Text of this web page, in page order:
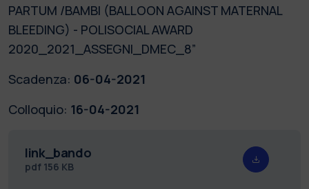
PARTUM /BAMBI (BALLOON AGAINST MATERNAL
BLEEDING) - POLISOCIAL AWARD
2020_2021_ASSEGNI_DMEC_8”
Scadenza: 06-04-2021
Colloquio: 16-04-2021
link_bando
pdf 156 KB